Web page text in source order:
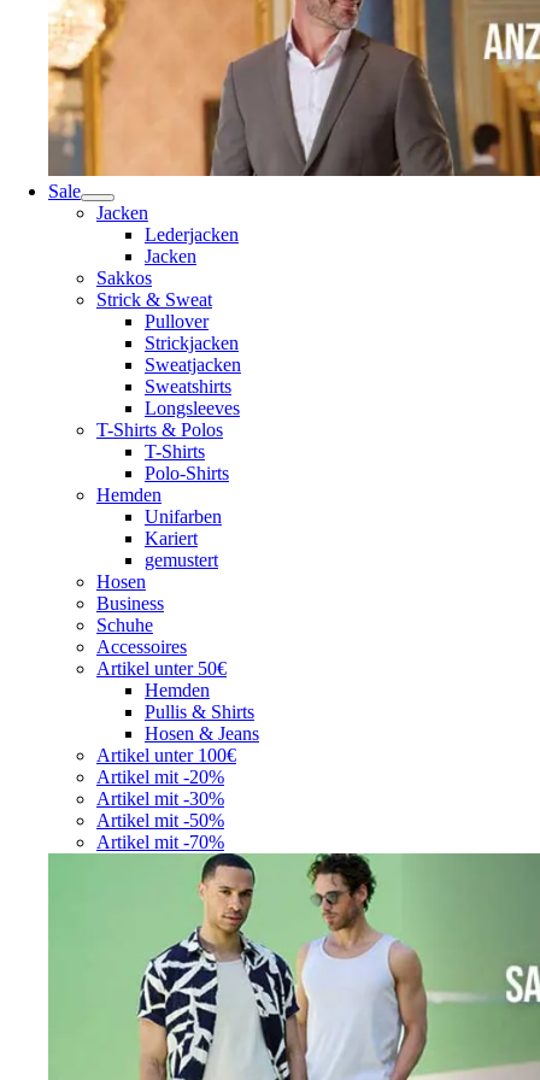
Sale
Jacken
Lederjacken
Jacken
Sakkos
Strick & Sweat
Pullover
Strickjacken
Sweatjacken
Sweatshirts
Longsleeves
T-Shirts & Polos
T-Shirts
Polo-Shirts
Hemden
Unifarben
Kariert
gemustert
Hosen
Business
Schuhe
Accessoires
Artikel unter 50€
Hemden
Pullis & Shirts
Hosen & Jeans
Artikel unter 100€
Artikel mit -20%
Artikel mit -30%
Artikel mit -50%
Artikel mit -70%